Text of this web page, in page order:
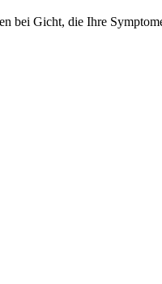
bei Gicht, die Ihre